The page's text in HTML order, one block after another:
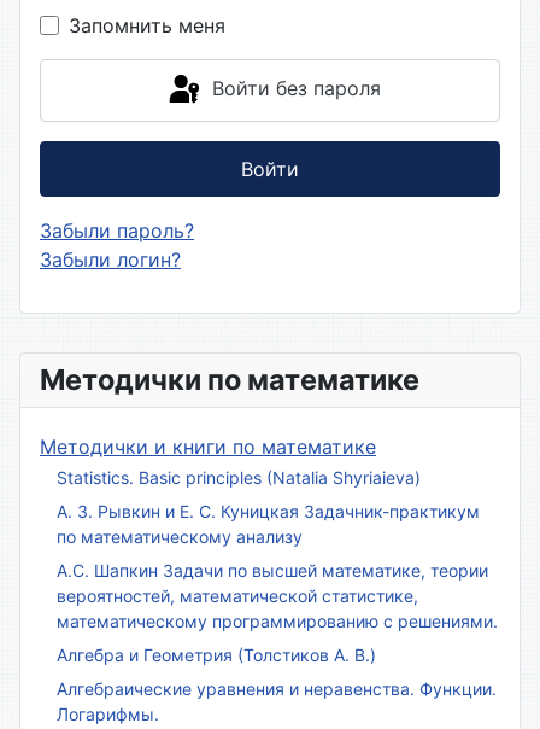
Методички по математике
Методички и книги по математике
Statistics. Basic principles (Natalia Shyriaieva)
А. З. Рывкин и Е. С. Куницкая Задачник-практикум
по математическому анализу
А.С. Шапкин Задачи по высшей математике, теории
вероятностей, математической статистике,
математическому программированию с решениями.
Алгебра и Геометрия (Толстиков А. В.)
Алгебраические уравнения и неравенства. Функции.
Логарифмы.
Запомнить меня
Войти без пароля
Войти
Забыли пароль?
Забыли логин?